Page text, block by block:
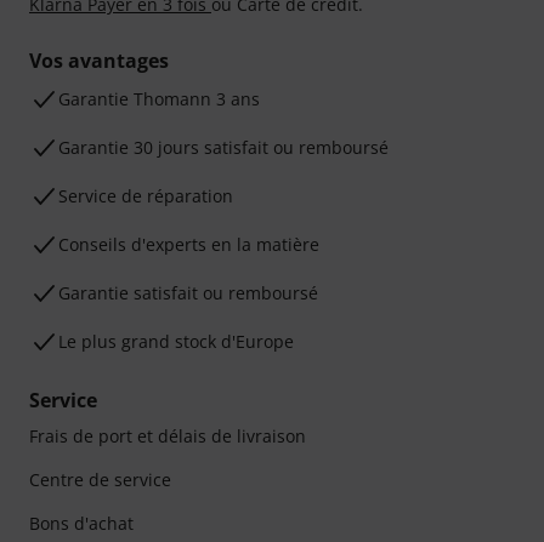
Vos avantages
Ga­ran­tie Thomann 3 ans
Garantie 30 jours satisfait ou remboursé
Service de réparation
Conseils d'experts en la matière
Garantie satisfait ou remboursé
Le plus grand stock d'Europe
Service
Frais de port et délais de livraison
Centre de service
Bons d'achat